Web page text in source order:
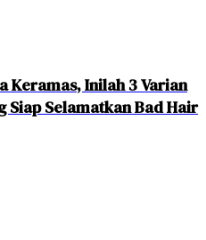
Keramas, Inilah 3 Varian
Siap Selamatkan Bad Hair